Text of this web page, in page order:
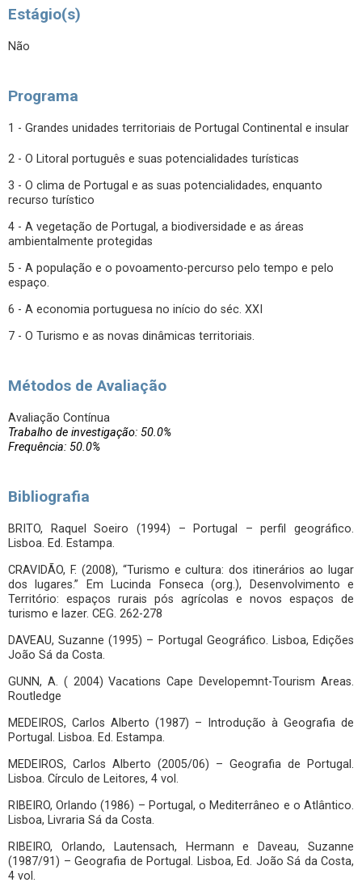
Estágio(s)
Não
Programa
1 - Grandes unidades territoriais de Portugal Continental e insular
2 - O Litoral português e suas potencialidades turísticas
3 - O clima de Portugal e as suas potencialidades, enquanto
recurso turístico
4 - A vegetação de Portugal, a biodiversidade e as áreas
ambientalmente protegidas
5 - A população e o povoamento-percurso pelo tempo e pelo
espaço.
6 - A economia portuguesa no início do séc. XXI
7 - O Turismo e as novas dinâmicas territoriais.
Métodos de Avaliação
Avaliação Contínua
Trabalho de investigação: 50.0%
Frequência: 50.0%
Bibliografia
BRITO, Raquel Soeiro (1994) – Portugal – perfil geográfico.
Lisboa. Ed. Estampa.
CRAVIDÃO, F. (2008), “Turismo e cultura: dos itinerários ao lugar
dos lugares.” Em Lucinda Fonseca (org.), Desenvolvimento e
Território: espaços rurais pós agrícolas e novos espaços de
turismo e lazer. CEG. 262-278
DAVEAU, Suzanne (1995) – Portugal Geográfico. Lisboa, Edições
João Sá da Costa.
GUNN, A. ( 2004) Vacations Cape Developemnt-Tourism Areas.
Routledge
MEDEIROS, Carlos Alberto (1987) – Introdução à Geografia de
Portugal. Lisboa. Ed. Estampa.
MEDEIROS, Carlos Alberto (2005/06) – Geografia de Portugal.
Lisboa. Círculo de Leitores, 4 vol.
RIBEIRO, Orlando (1986) – Portugal, o Mediterrâneo e o Atlântico.
Lisboa, Livraria Sá da Costa.
RIBEIRO, Orlando, Lautensach, Hermann e Daveau, Suzanne
(1987/91) – Geografia de Portugal. Lisboa, Ed. João Sá da Costa,
4 vol.